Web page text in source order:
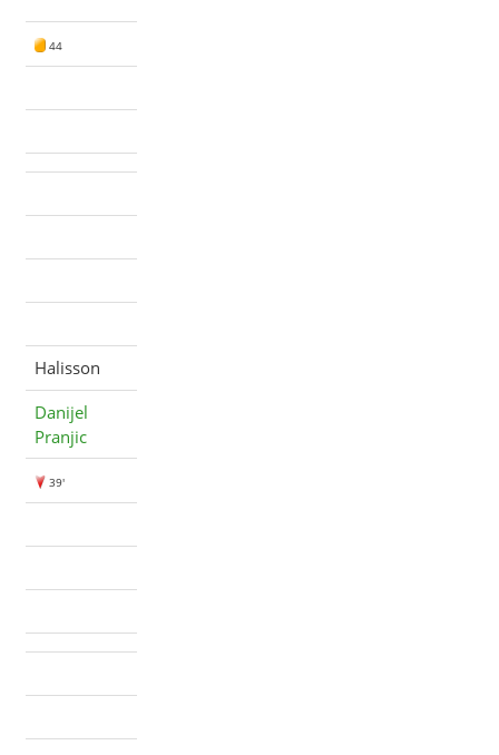
44
Halisson
Danijel
Pranjic
39'